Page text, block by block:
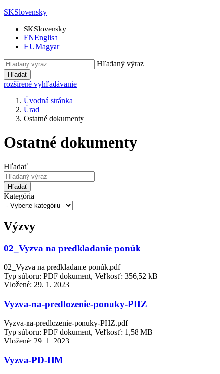
SKSlovensky
SKSlovensky
ENEnglish
HUMagyar
Hľadaný výraz
Hľadať
rozšírené vyhľadávanie
Úvodná stránka
Úrad
Ostatné dokumenty
Ostatné dokumenty
Hľadať
Hľadať
Kategória
Výzvy
02_Vyzva na predkladanie ponúk
02_Vyzva na predkladanie ponúk.pdf
Typ súboru: PDF dokument, Veľkosť: 356,52 kB
Vložené: 29. 1. 2023
Vyzva-na-predlozenie-ponuky-PHZ
Vyzva-na-predlozenie-ponuky-PHZ.pdf
Typ súboru: PDF dokument, Veľkosť: 1,58 MB
Vložené: 29. 1. 2023
Vyzva-PD-HM